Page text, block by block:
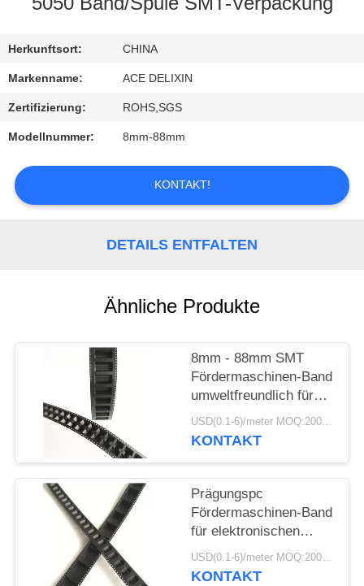
SIE
MIT
UNS
IN
VERBINDUNG
FORDERN
NACHRICHTEN
Herkunftsort: CHINA
Markenname: ACE DELIXIN
Zertifizierung: ROHS,SGS
Modellnummer: 8mm-88mm
KONTAKT!
DETAILS ENTFALTEN
Ähnliche Produkte
8mm - 88mm SMT
Fördermaschinen-Band
umweltfreundlich für
Sicherungs-Perlen-
Kondensator
USD(0.1-6)/meter MOQ:2000 Meter
KONTAKT
Prägungspc
Fördermaschinen-Band
für elektronischen
Transformator
Fördermaschinen-
USD(0.1-6)/meter MOQ:2000 Meter
KONTAKT